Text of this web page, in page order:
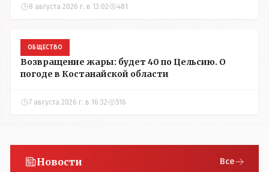
8 августа 2026 г. в 13:02 481
ОБЩЕСТВО
Возвращение жары: будет 40 по Цельсию. О
погоде в Костанайской области
7 августа 2026 г. в 16:32 516
Новости Все